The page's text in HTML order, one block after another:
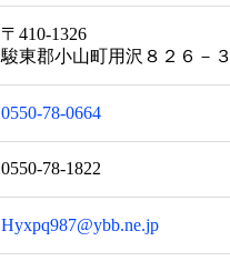
〒410-1326
駿東郡小山町用沢８２６－３
0550-78-0664
0550‐78‐1822
Hyxpq987@ybb.ne.jp